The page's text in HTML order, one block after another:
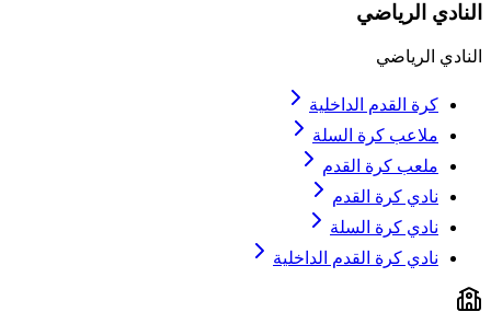
النادي الرياضي
النادي الرياضي
كرة القدم الداخلية
ملاعب كرة السلة
ملعب كرة القدم
نادي كرة القدم
نادي كرة السلة
نادي كرة القدم الداخلية